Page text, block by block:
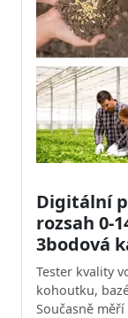
Digitální
rozsah 0-
3bodová
Tester kvality
kohoutku,
Současně